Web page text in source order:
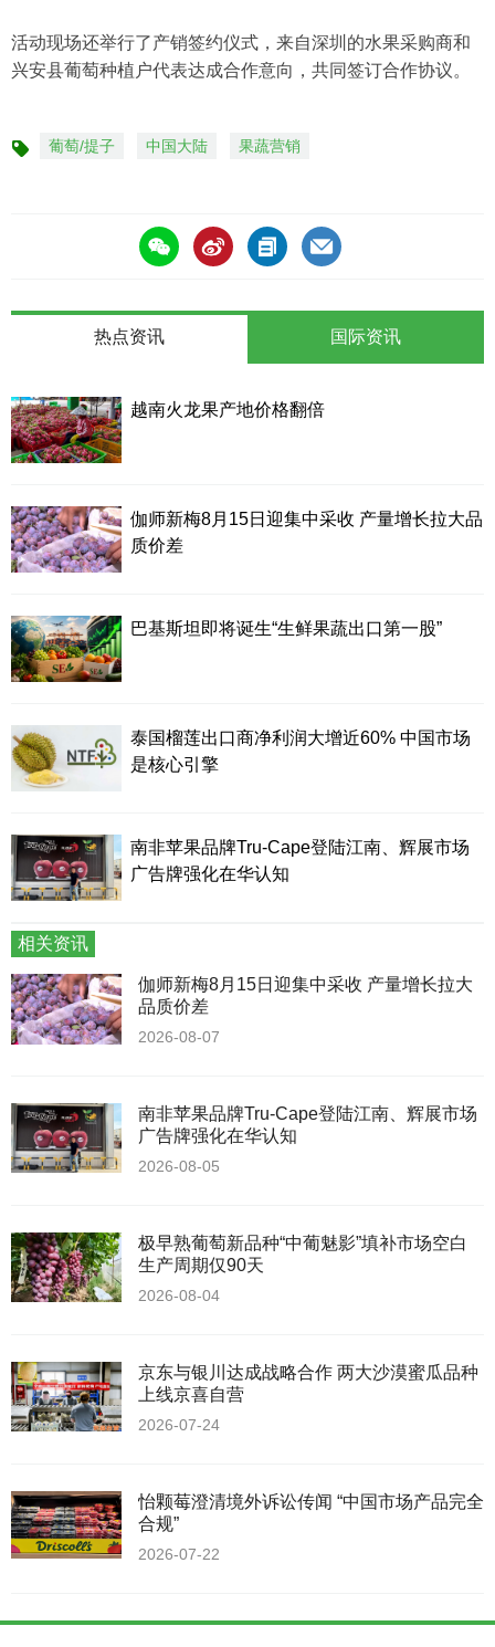
活动现场还举行了产销签约仪式，来自深圳的水果采购商和
兴安县葡萄种植户代表达成合作意向，共同签订合作协议。
标 葡萄/提子 中国大陆 果蔬营销
热点资讯
越南火龙果产地价格翻倍
伽师新梅8月15日迎集中采收 产量增长拉大品
质价差
巴基斯坦即将诞生“生鲜果蔬出口第一股”
泰国榴莲出口商净利润大增近60% 中国市场
是核心引擎
南非苹果品牌Tru-Cape登陆江南、辉展市场
广告牌强化在华认知
国际资讯
相关资讯
伽师新梅8月15日迎集中采收 产量增长拉大
品质价差
2026-08-07
南非苹果品牌Tru-Cape登陆江南、辉展市场
广告牌强化在华认知
2026-08-05
极早熟葡萄新品种“中葡魅影”填补市场空白
生产周期仅90天
2026-08-04
京东与银川达成战略合作 两大沙漠蜜瓜品种
上线京喜自营
2026-07-24
怡颗莓澄清境外诉讼传闻 “中国市场产品完全
合规”
2026-07-22